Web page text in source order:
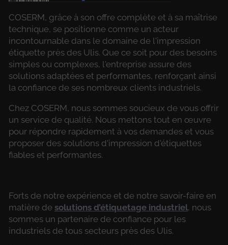
COSERM, grâce à son offre complète et à sa maîtrise
technique, se positionne comme un acteur
incontournable dans le domaine de l'impression
étiquette près des Ulis. Que ce soit pour des besoins
simples ou complexes, l'entreprise assure des
solutions adaptées et performantes, renforçant ainsi
la confiance de ses nombreux clients industriels.
Chez COSERM, nous sommes soucieux de vous offrir
un service de qualité. Nous mettons tout en œuvre
pour répondre rapidement à vos demandes et vous
proposer des solutions d'impression d'étiquettes
fiables et performantes.
Forts de notre expérience et de notre savoir-faire en
matière de solutions d’étiquetage industriel, nous
sommes un partenaire de confiance pour les
industriels de tous secteurs près des Ulis.